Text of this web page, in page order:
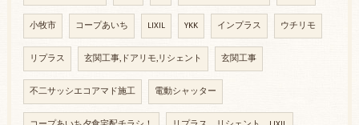
小牧市 コープあいち LIXIL YKK インプラス ウチリモ
リプラス 玄関工事,ドアリモ,リシェント 玄関工事
不二サッシエコアマド施工 電動シャッター